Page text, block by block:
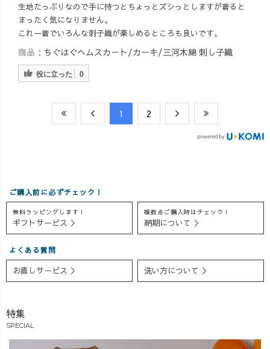
生地たっぷりなので手に持つとちょっとズシっとしますが着ると
まったく気になりません。
これ一着でいろんな刺子織が楽しめるところも良いです。
商品： ちぐはぐヘムスカート/カーキ/三河木綿 刺し子織
役に立った 0
​1 ​2
ご購入前に必ずチェック！
無料ラッピングします！
ギフトサービス ＞
複数点ご購入時はチェック！
納期について ＞
よくある質問
お直しサービス ＞ 洗い方について ＞
特集
SPECIAL